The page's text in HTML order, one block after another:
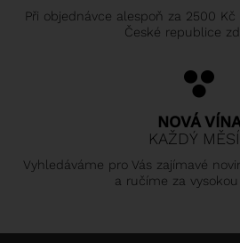
Při objednávce alespoň za 2500
České republice
NOVÁ
KAŽDÝ
Vyhledáváme pro Vás zajímavé
a ručíme za vysokou